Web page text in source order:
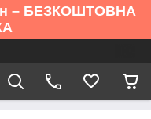
– БЕЗКОШТОВНА